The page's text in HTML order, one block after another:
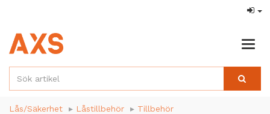
Lås/Säkerhet Låstillbehör
Tillbehör